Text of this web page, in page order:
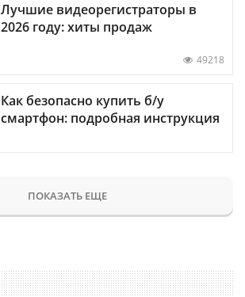
Лучшие видеорегистраторы в
2026 году: хиты продаж
49218
Как безопасно купить б/у
смартфон: подробная инструкция
ПОКАЗАТЬ ЕЩЕ